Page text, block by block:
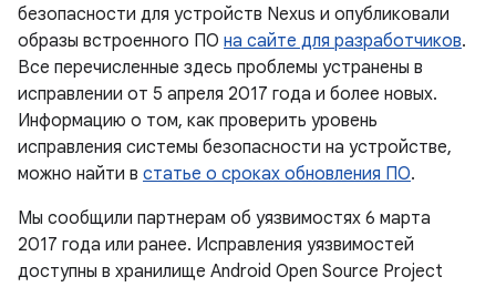
безопасности для устройств Nexus и опубликовали
образы встроенного ПО на сайте для разработчиков.
Все перечисленные здесь проблемы устранены в
исправлении от 5 апреля 2017 года и более новых.
Информацию о том, как проверить уровень
исправления системы безопасности на устройстве,
можно найти в статье о сроках обновления ПО.
Мы сообщили партнерам об уязвимостях 6 марта
2017 года или ранее. Исправления уязвимостей
доступны в хранилище Android Open Source Project